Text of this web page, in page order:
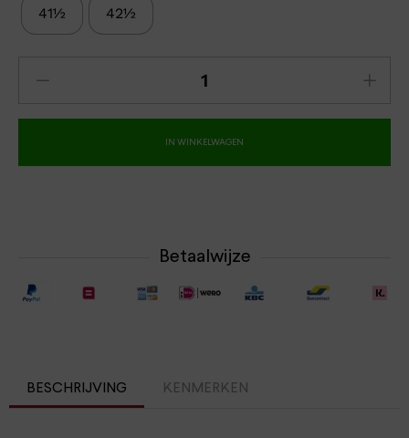
41½ 42½
IN WINKELWAGEN
Betaalwijze
BESCHRIJVING KENMERKEN